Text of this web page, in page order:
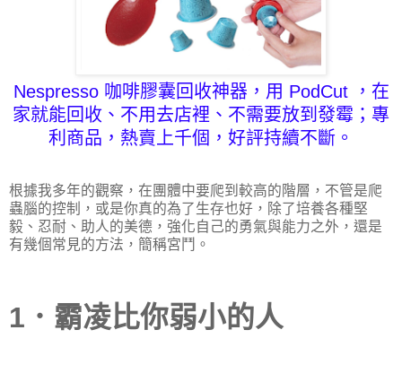
Nespresso 咖啡膠囊 回收神器，用 PodCut ，在
家就能回收、不用去店裡、不需要放到發霉；專
利商品，熱賣上千個，好評持續不斷。
根據我多年的觀察，在團體中要爬到較高的階層，不管是爬
蟲腦的控制，或是你真的為了生存也好，除了培養各種堅
毅、忍耐、助人的美德，強化自己的勇氣與能力之外，還是
有幾個常見的方法，簡稱宮鬥。
1．霸凌比你弱小的人